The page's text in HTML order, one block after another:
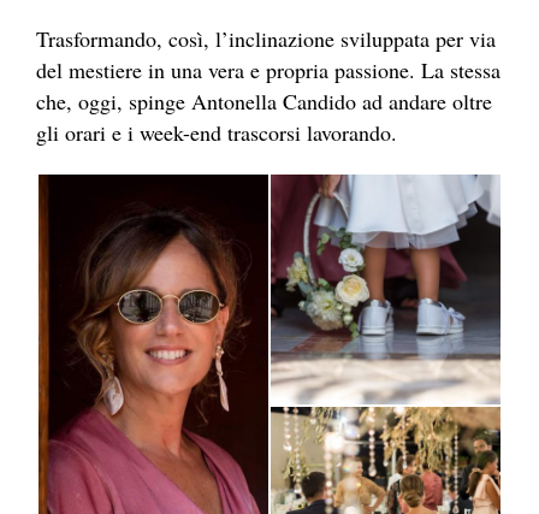
Trasformando, così, l’inclinazione sviluppata per via
del mestiere in una vera e propria passione. La stessa
che, oggi, spinge Antonella Candido ad andare oltre
gli orari e i week-end trascorsi lavorando.